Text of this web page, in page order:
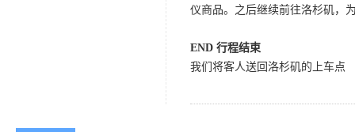
仪商品。之后继续前往洛杉矶，
END 行程结束
我们将客人送回洛杉矶的上车点